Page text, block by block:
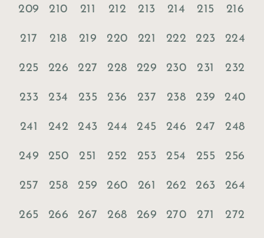
209 210 211 212 213 214 215 216
217 218 219 220 221 222 223 224
225 226 227 228 229 230 231 232
233 234 235 236 237 238 239 240
241 242 243 244 245 246 247 248
249 250 251 252 253 254 255 256
257 258 259 260 261 262 263 264
265 266 267 268 269 270 271 272